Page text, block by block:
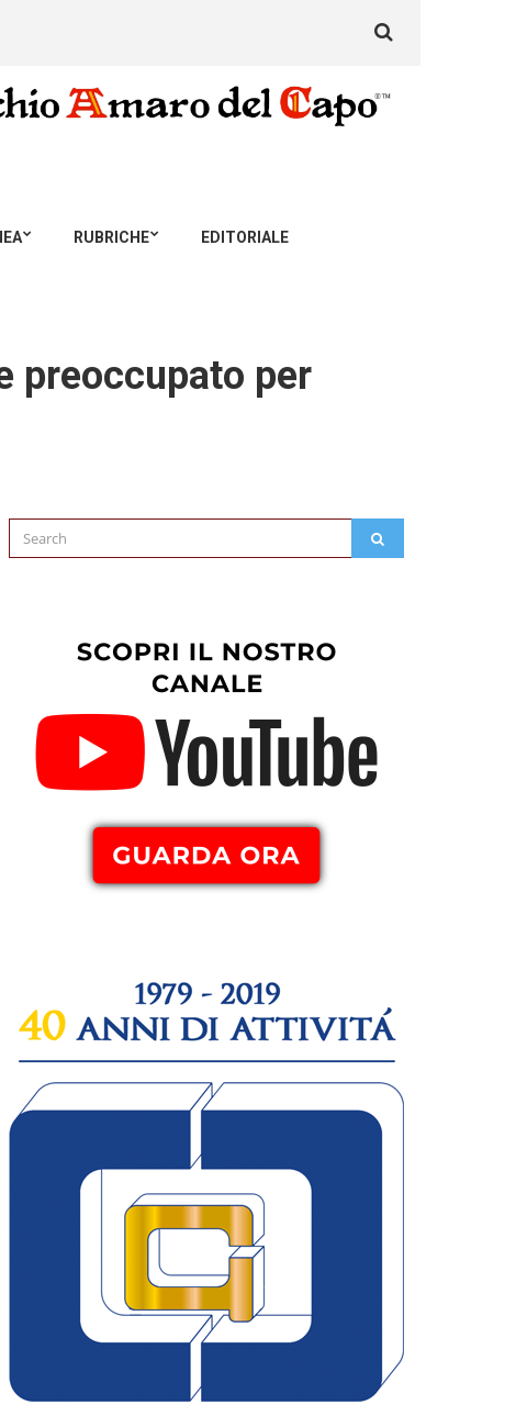
RUBRICHE EDITORIALE
for:
preoccupato per
Search
for: